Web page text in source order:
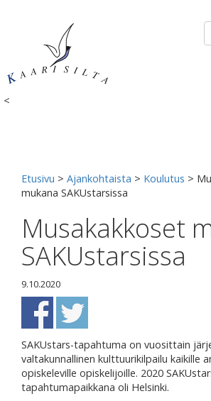
<
Etusivu > Ajankohtaista > Koulutus >
mukana SAKUstarsissa
Musakakkoset
SAKUstarsissa
9.10.2020
SAKUstars-tapahtuma on vuosittain
valtakunnallinen kulttuurikilpailu kaikille
opiskeleville opiskelijoille. 2020
tapahtumapaikkana oli Helsinki.